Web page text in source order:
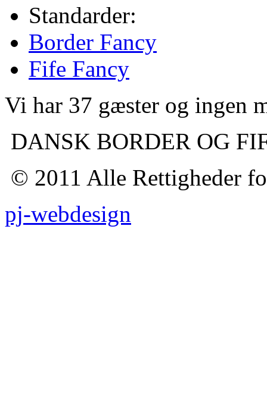
Standarder:
Border Fancy
Fife Fancy
Vi har 37 gæster og ingen
DANSK BORDER OG
© 2011 Alle Rettigheder
pj-webdesign